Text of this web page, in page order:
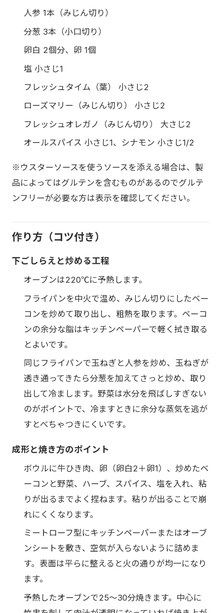
人参 1本（みじん切り）
分葱 3本（小口切り）
卵白 2個分、卵 1個
塩 小さじ1
フレッシュタイム（葉） 小さじ2
ローズマリー（みじん切り） 小さじ2
フレッシュオレガノ（みじん切り） 大さじ2
オールスパイス 小さじ1、シナモン 小さじ1/2
※ウスターソースを使うソースを添える場合は、製
品によってはグルテンを含むものがあるのでグルテ
ンフリーが必要な方は表示を確認してください。
作り方（コツ付き）
下ごしらえと炒める工程
オーブンは220℃に予熱します。
フライパンを中火で温め、みじん切りにしたベー
コンを炒めて取り出し、粗熱を取ります。ベーコ
ンの余分な脂はキッチンペーパーで軽く拭き取る
とよいです。
同じフライパンで玉ねぎと人参を炒め、玉ねぎが
透き通ってきたら分葱を加えてさっと炒め、取り
出して冷まします。野菜は水分を飛ばしすぎない
のがポイントで、冷ますときに余分な蒸気を逃が
すとべちゃつきにくいです。
成形と焼き方のポイント
ボウルに牛ひき肉、卵（卵白2＋卵1）、炒めたベ
ーコンと野菜、ハーブ、スパイス、塩を入れ、粘
りが出るまでよく捏ねます。粘りが出ることで崩
れにくくなります。
ミートローフ型にキッチンペーパーまたはオーブ
ンシートを敷き、空気が入らないように詰めま
す。表面は平らに整えると火の通りが均一になり
ます。
予熱したオーブンで25〜30分焼きます。中心に